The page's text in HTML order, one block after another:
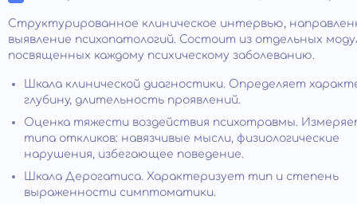
Структурированное клиническое интервью,
выявление психопатологий. Состоит из отдельных
посвященных каждому психическому заболеванию.
Шкала клинической диагностики. Определяет
глубину, длительность проявлений.
Оценка тяжести воздействия психотравмы.
типа откликов: навязчивые мысли, физиологические
нарушения, избегающее поведение.
Шкала Дерогатиса. Характеризует тип и степень
выраженности симптоматики.